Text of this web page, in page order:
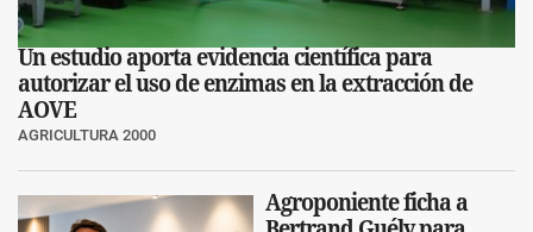
Un estudio aporta evidencia científica para
autorizar el uso de enzimas en la extracción de
AOVE
AGRICULTURA 2000
Agroponiente ficha a